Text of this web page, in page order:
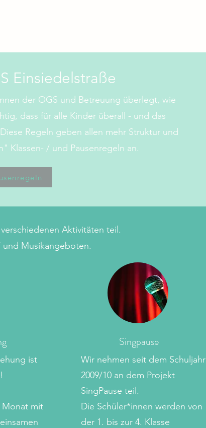
Einsiedelstraße
der OGS und Betreuung überlegt, wie
dass für alle Kinder überall - und das
Regeln geben allen mehr Struktur und
Klassen- / und Pausenregeln an.
Aktivitäten teil.
und Musikangeboten.
ist
Monat mit
Singpause
Wir nehmen seit dem Schuljahr
2009/10 an dem Projekt
SingPause teil.
Die Schüler*innen werden von
der 1. bis zur 4. Klasse